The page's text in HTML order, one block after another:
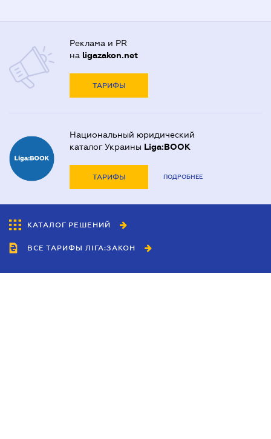
Реклама и PR
на ligazakon.net
ТАРИФЫ
Национальный юридический
каталог Украины Liga:BOOK
ТАРИФЫ ПОДРОБНЕЕ
КАТАЛОГ РЕШЕНИЙ
ВСЕ ТАРИФЫ ЛІГА:ЗАКОН